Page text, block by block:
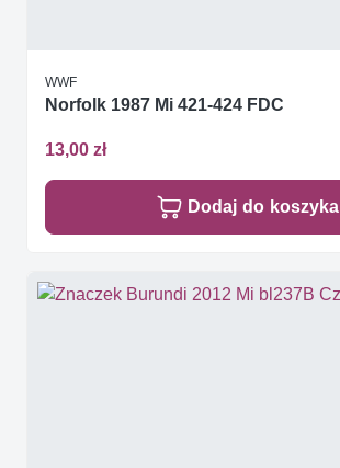
WWF
Norfolk 1987 Mi 421-424 FDC
13,00 zł
Dodaj do koszyka